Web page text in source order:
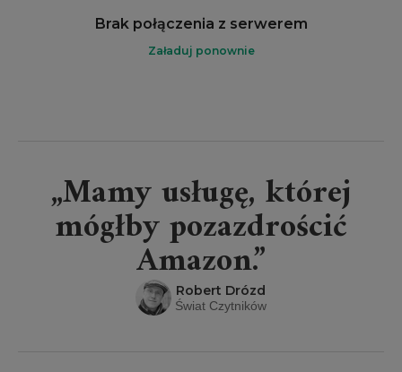
Brak połączenia z serwerem
Załaduj ponownie
„Mamy usługę, której
mógłby pozazdrościć
Amazon.”
Robert Drózd
Świat Czytników